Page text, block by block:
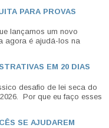
PARA PROVAS
lançamos um novo
agora é ajudá-los na
EM 20 DIAS
desafio de lei seca do
Por que eu faço esses
SE AJUDAREM